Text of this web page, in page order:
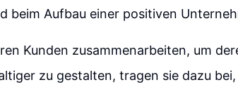
beim Aufbau einer positiven
Kunden zusammenarbeiten, um
zu gestalten, tragen sie dazu